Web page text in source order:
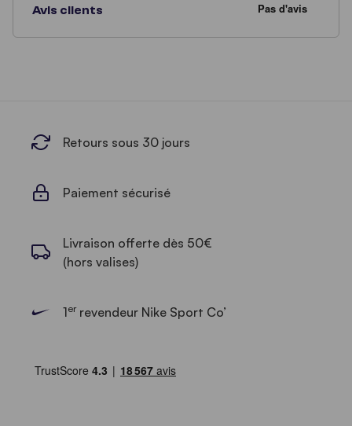
Avis clients
Retours sous 30 jours
Paiement sécurisé
Livraison offerte dès 50€
(hors valises)
1errevendeur Nike Sport Co’